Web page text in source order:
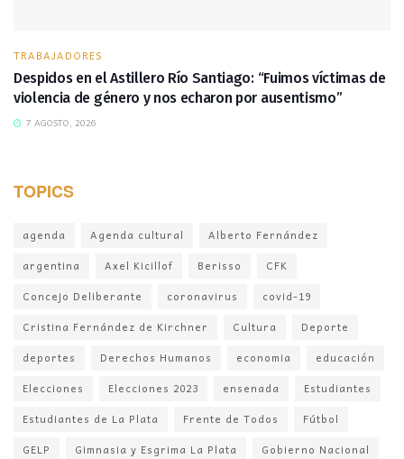
TRABAJADORES
Despidos en el Astillero Río Santiago: “Fuimos víctimas de
violencia de género y nos echaron por ausentismo”
7 AGOSTO, 2026
TOPICS
agenda Agenda cultural
Alberto Fernández
argentina
Axel Kicillof Berisso
CFK
Concejo Deliberante
coronavirus
covid-19
Cristina Fernández de Kirchner
Cultura
Deporte
deportes
Derechos Humanos economia
educación
Elecciones
Elecciones 2023 ensenada
Estudiantes
Estudiantes de La Plata
Frente de Todos
Fútbol
GELP
Gimnasia y Esgrima La Plata
Gobierno Nacional